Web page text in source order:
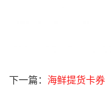
下一篇： 海鲜提货卡券